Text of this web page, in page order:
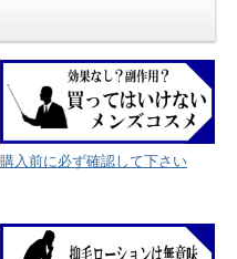
購入前に必ず確認して下さい